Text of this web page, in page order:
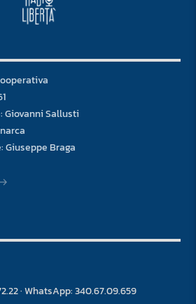
Giovanni Sallusti
Braga
· WhatsApp: 340.67.09.659